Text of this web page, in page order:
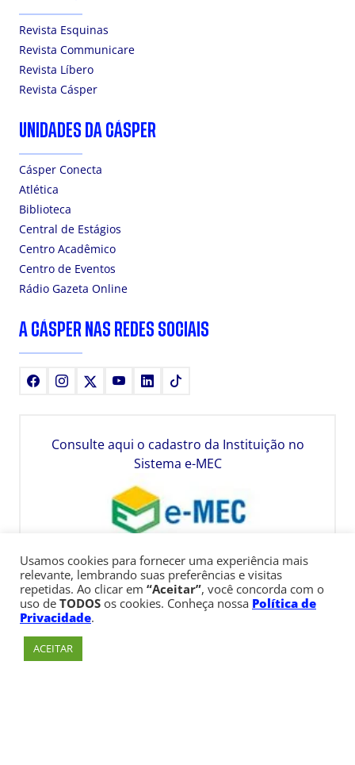
Revista Esquinas
Revista Communicare
Revista Líbero
Revista Cásper
UNIDADES DA CÁSPER
Cásper Conecta
Atlética
Biblioteca
Central de Estágios
Centro Acadêmico
Centro de Eventos
Rádio Gazeta Online
A CÁSPER NAS REDES SOCIAIS
FacebookInstagram YoutubeLinkedIn
Consulte aqui o cadastro da Instituição no
Sistema e-MEC
Usamos cookies para fornecer uma experiência mais
relevante, lembrando suas preferências e visitas
repetidas. Ao clicar em “Aceitar”, você concorda com o
uso de TODOS os cookies. Conheça nossa Política de
Privacidade.
ACEITAR